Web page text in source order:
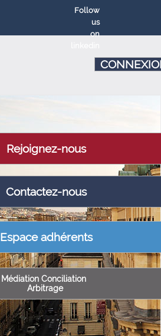
Follow
us
on
Rejoignez-nous
Contactez-nous
Espace adhérents
Médiation Conciliation
Arbitrage